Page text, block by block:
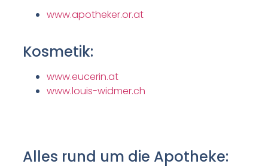
www.apotheker.or.at
Kosmetik:
www.eucerin.at
www.louis-widmer.ch
Alles rund um die Apotheke: